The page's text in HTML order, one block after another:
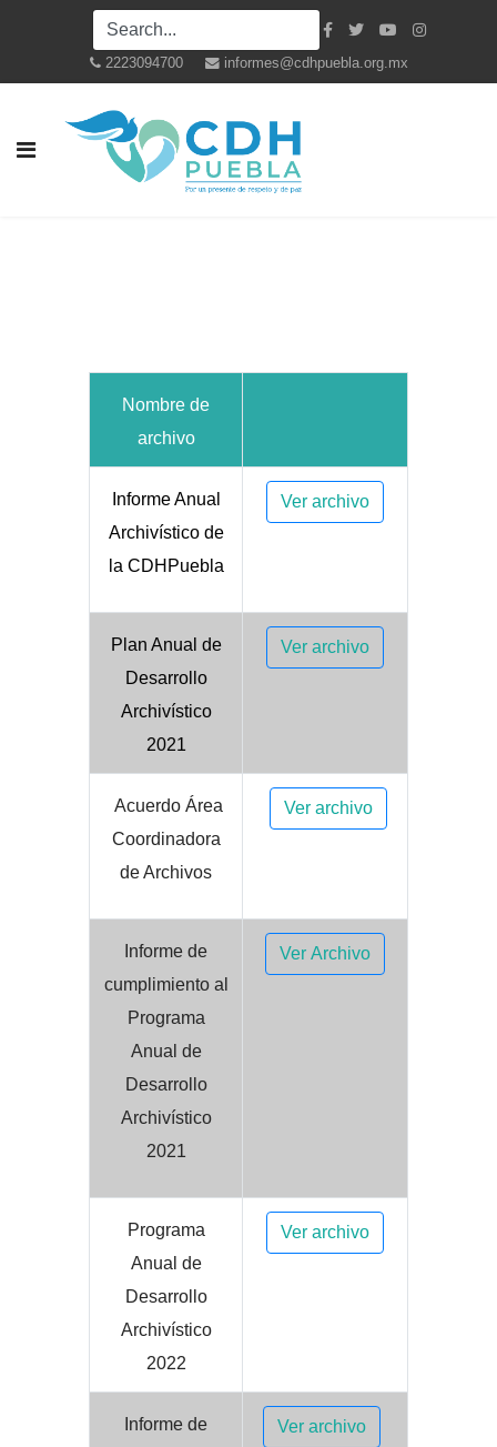
2223094700 informes@cdhpuebla.org.mx
Nombre de
archivo
Informe Anual
Archivístico de
la CDHPuebla
Ver archivo
Plan Anual de
Desarrollo
Archivístico
2021
Ver archivo
Acuerdo Área
Coordinadora
de Archivos
Ver archivo
Informe de
cumplimiento al
Programa
Anual de
Desarrollo
Archivístico
2021
Ver Archivo
Programa
Anual de
Desarrollo
Archivístico
2022
Ver archivo
Informe de
Ver archivo